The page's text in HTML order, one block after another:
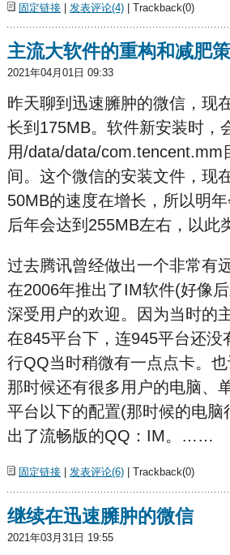
固定链接| 发表评论(4)| Trackback(0)
主流大软件的重构和减肥
2021年04月01日 09:33
昨天聊到迅速臃肿的微信，现
长到175MB。软件新安装时，
用/data/data/com.tencent.mm
间。这个微信的安装文件，现
50MB的速度在增长，所以明年
后年会达到255MB左右，以
过去腾讯曾经做出一个非常有
在2006年推出了IM软件(好像
深受用户的欢迎。因为当时的
在845平台下，连945平台还没
行QQ当时稍微有一点点卡。
那时候还有很多用户的电脑、
平台以下的配置(那时候的电脑
出了流畅版的QQ：IM。……
固定链接| 发表评论(6)| Trackback(0)
继续在迅速臃肿的微信
2021年03月31日 19:55